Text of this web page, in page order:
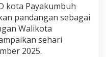
kota Payakumbuh
pandangan sebagai
Walikota
sehari
2025.